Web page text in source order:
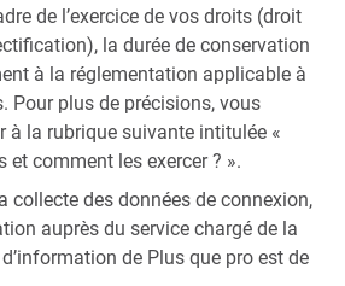
de l’exercice de vos droits (droit
la durée de conservation
à la réglementation applicable à
Pour plus de précisions, vous
à la rubrique suivante intitulée «
et comment les exercer ? ».
collecte des données de connexion,
auprès du service chargé de la
de Plus que pro est de